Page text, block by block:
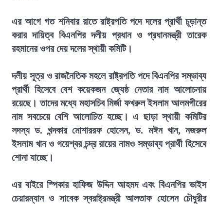
এর আগে গত শনিবার রাতে রাষ্ট্রপতি পদে দলের প্রার্থী চূড়ান্ত
করার দায়িত্ব বিএনপির দলীয় প্রধান ও প্রধানমন্ত্রী তারেক
রহমানের ওপর দেয় দলের স্থায়ী কমিটি।
দলীয় সূত্র ও রাজনৈতিক মহলে রাষ্ট্রপতি পদে বিএনপির সম্ভাব্য
প্রার্থী হিসেবে বেশ কয়েকজন জ্যেষ্ঠ নেতার নাম আলোচনায়
রয়েছে। তাদের মধ্যে মহাসচিব মির্জা ফখরুল ইসলাম আলমগীরের
নাম সবচেয়ে বেশি আলোচিত হচ্ছে। এ ছাড়া স্থায়ী কমিটির
সদস্য ড. খন্দকার মোশাররফ হোসেন, ড. মঈন খান, নজরুল
ইসলাম খান ও গয়েশ্বর চন্দ্র রায়ের নামও সম্ভাব্য প্রার্থী হিসেবে
শোনা যাচ্ছে।
এর বাইরে স্পিকার হাফিজ উদ্দিন আহমদ এবং বিএনপির ভাইস
চেয়ারম্যান ও সাবেক স্বরাষ্ট্রমন্ত্রী আলতাফ হোসেন চৌধুরীর